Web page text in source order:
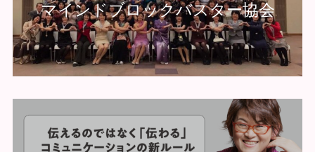
マインドブロックバスター協会